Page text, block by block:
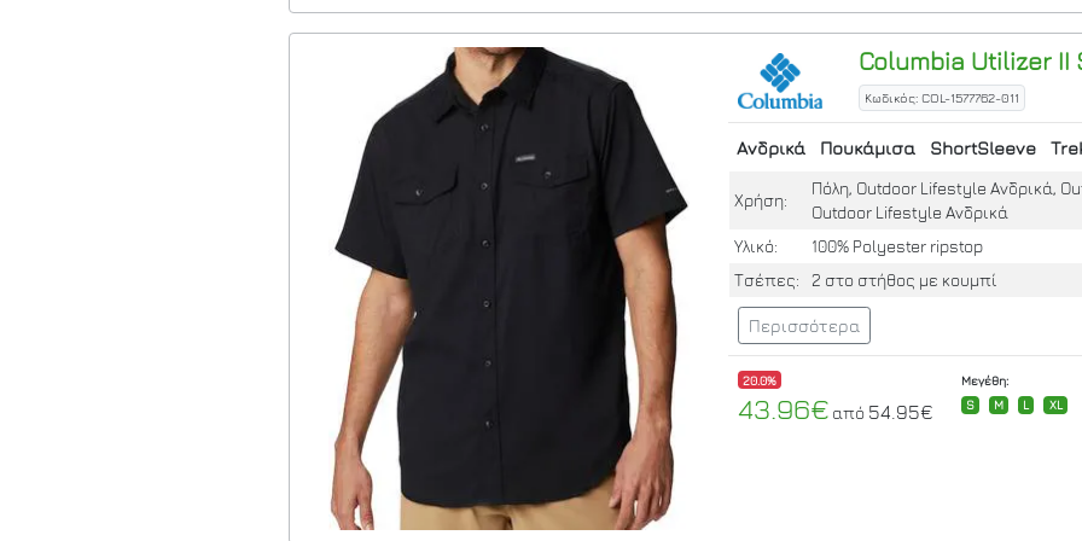
Columbia Utilizer II
Κωδικός: COL-1577762-011
Ανδρικά Πουκάμισα ShortSleeve
Χρήση:
Πόλη, Outdoor Lifestyle Ανδρικά,
Outdoor Lifestyle Ανδρικά
Υλικό:
100% Polyester ripstop
Τσέπες:
2 στο στήθος με κουμπί
Περισσότερα
20.0%
43.96€ από 54.95€
Μεγέθη:
S
M L XL